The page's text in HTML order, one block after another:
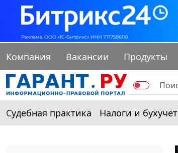
Компания Вакансии Продукты
Судебная практика Налоги и бухучет